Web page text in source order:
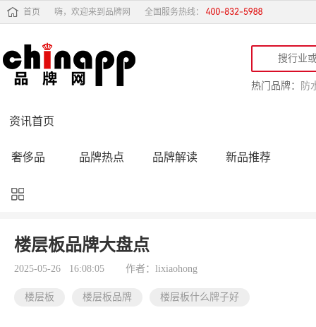
首页 嗨，欢迎来到品牌网 全国服务热线：
热门品牌： 防
资讯首页
奢侈品 品牌热点 品牌解读 新品推荐
品牌黑榜
品牌导购 专家点评 精彩点评
楼层板品牌大盘点
2025-05-26 16:08:05 作者：lixiaohong
楼层板 楼层板品牌 楼层板什么牌子好